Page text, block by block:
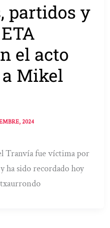
partidos y
el acto
Mikel
2024
Tranvía fue víctima por
ha sido recordado hoy